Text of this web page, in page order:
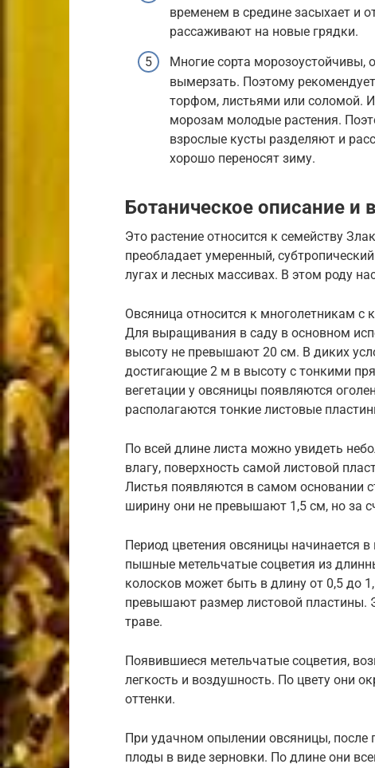
временем в средине засыхает и
рассаживают на новые грядки.
Многие сорта морозоустойчивы,
вымерзать. Поэтому
торфом, листьями или соломой.
морозам молодые растения.
взрослые кусты разделяют и
хорошо переносят зиму.
Ботаническое описание и
Это растение относится к семейству
преобладает умеренный,
лугах и лесных массивах. В этом роду
Овсяница относится к многолетникам с
Для выращивания в саду в основном
высоту не превышают 20 см. В диких
достигающие 2 м в высоту с тонкими
вегетации у овсяницы появляются
располагаются тонкие листовые
По всей длине листа можно увидеть
влагу, поверхность самой листовой
Листья появляются в самом основании
ширину они не превышают 1,5 см, но за
Период цветения овсяницы начинается
пышные метельчатые соцветия из
колосков может быть в длину от 0,5 до
превышают размер листовой пластины.
траве.
Появившиеся метельчатые соцветия,
легкость и воздушность. По цвету они
оттенки.
При удачном опылении овсяницы, после
плоды в виде зерновки. По длине они